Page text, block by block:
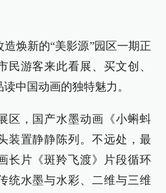
焕新的“美影源”园区一期正
民游客来此看展、买文创、
中国动画的独特魅力。
区，国产水墨动画《小蝌蚪
装置静静陈列。不远处，最
长片《斑羚飞渡》片段循环
统水墨与水彩、二维与三维